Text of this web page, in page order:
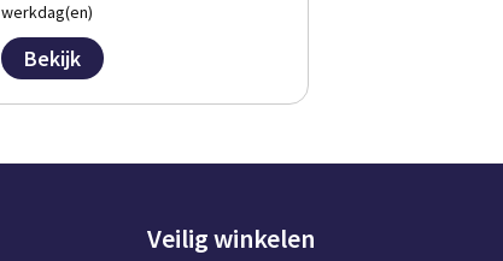
werkdag(en)
Bekijk
Veilig winkelen